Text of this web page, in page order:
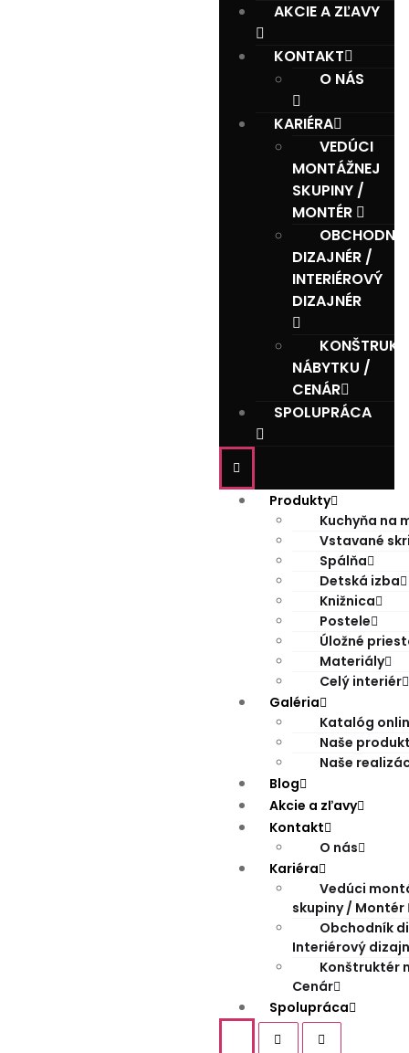
AKCIE A ZĽAVY
KONTAKT
O NÁS
KARIÉRA
VEDÚCI
MONTÁŽNEJ
SKUPINY /
MONTÉR
DIZAJNÉR /
INTERIÉROVÝ
DIZAJNÉR
NÁBYTKU /
CENÁR
SPOLUPRÁCA
Produkty
Kuchyňa na
Vstavané
Spálňa
Detská izba
Knižnica
Postele
Úložné
Materiály
Celý interiér
Galéria
Katalóg
Naše
Naše
Blog
Akcie a zľavy
Kontakt
O nás
Kariéra
Vedúci
skupiny / Montér
Obchodník
Interiérový
Konštruktér
Cenár
Spolupráca